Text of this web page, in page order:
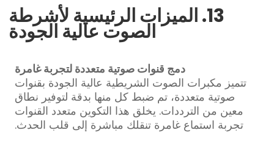
13. الميزات الرئيسية لأشرطة
الصوت عالية الجودة
دمج قنوات صوتية متعددة لتجربة غامرة
تتميز مكبرات الصوت الشريطية عالية الجودة بقنوات
صوتية متعددة، تم ضبط كل منها بدقة لتوفير نطاق
معين من الترددات. يخلق هذا التكوين متعدد القنوات
تجربة استماع غامرة تنقلك مباشرة إلى قلب الحدث.